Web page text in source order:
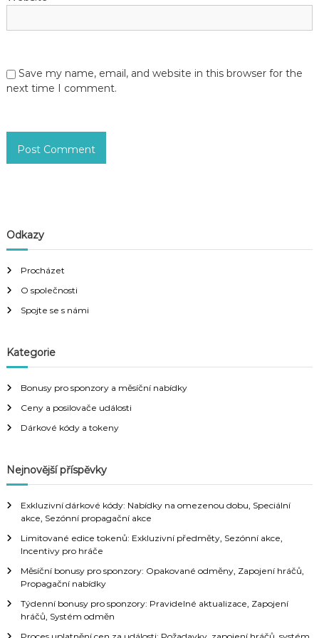
Save my name, email, and website in this browser for the
next time I comment.
Odkazy
Procházet
O společnosti
Spojte se s námi
Kategorie
Bonusy pro sponzory a měsíční nabídky
Ceny a posilovače události
Dárkové kódy a tokeny
Nejnovější příspěvky
Exkluzivní dárkové kódy: Nabídky na omezenou dobu, Speciální
akce, Sezónní propagační akce
Limitované edice tokenů: Exkluzivní předměty, Sezónní akce,
Incentivy pro hráče
Měsíční bonusy pro sponzory: Opakované odměny, Zapojení hráčů,
Propagační nabídky
Týdenní bonusy pro sponzory: Pravidelné aktualizace, Zapojení
hráčů, Systém odměn